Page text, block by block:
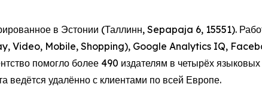
в Эстонии (Таллинн, Sepapaja 6, 15551).
Video, Mobile, Shopping), Google Analytics IQ,
помогло более 490 издателям в четырёх языковых
ведётся удалённо с клиентами по всей Европе.